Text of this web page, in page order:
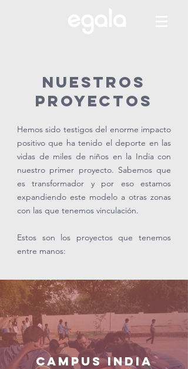
NUESTROS
PROYECTOS
Hemos sido testigos del enorme impacto
positivo que ha tenido el deporte en las
vidas de miles de niños en la India con
nuestro primer proyecto. Sabemos que
es transformador y por eso estamos
expandiendo este modelo a otras zonas
con las que tenemos vinculación.
Estos son los proyectos que tenemos
entre manos:
CAMPUS INDIA